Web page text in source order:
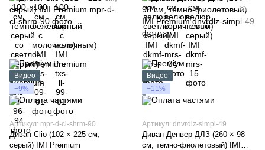
Видео
−9%
1
Артикул: mpr-d-cl-shrm-90
Диван Clio (102 × 225 см,
серый) IMI Premium
Видео
−11%
Артикул: dnvrdlz-simpl-49
Диван Денвер ДЛЗ (260 × 98
см, темно-фиолетовый) IMI